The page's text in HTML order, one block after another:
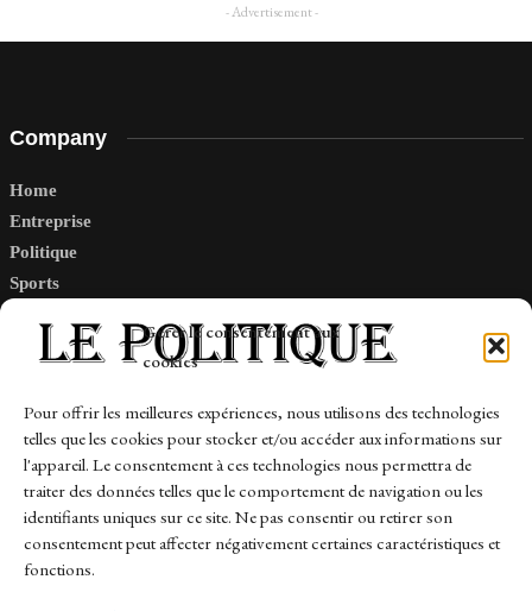
Gérer le consentement aux
cookies
Pour offrir les meilleures expériences, nous utilisons des technologies
telles que les cookies pour stocker et/ou accéder aux informations sur
l'appareil. Le consentement à ces technologies nous permettra de
traiter des données telles que le comportement de navigation ou les
identifiants uniques sur ce site. Ne pas consentir ou retirer son
consentement peut affecter négativement certaines caractéristiques et
fonctions.
- Advertisement -
Company
Home
Entreprise
Politique
Sports
Links
Contact
Sitemap